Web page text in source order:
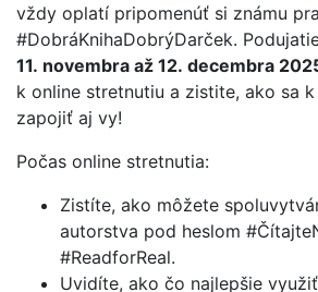
vždy oplatí pripomenúť si známu
#DobráKnihaDobrýDarček.
11. novembra až 12. decembra
k online stretnutiu a zistite, ako sa
zapojiť aj vy!
Počas online stretnutia:
Zistíte, ako môžete
autorstva pod heslom
#ReadforReal.
Uvidíte, ako čo najlepšie